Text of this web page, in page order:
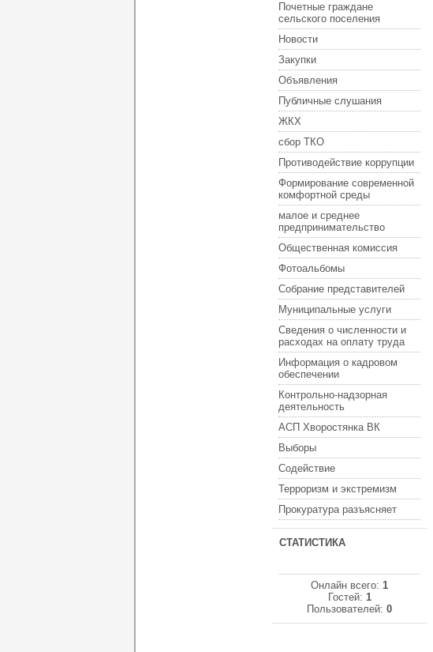
Почетные граждане
сельского поселения
Новости
Закупки
Объявления
Публичные слушания
ЖКХ
сбор ТКО
Противодействие коррупции
Формирование современной
комфортной среды
малое и среднее
предпринимательство
Общественная комиссия
Фотоальбомы
Собрание представителей
Муниципальные услуги
Сведения о численности и
расходах на оплату труда
Информация о кадровом
обеспечении
Контрольно-надзорная
деятельность
АСП Хворостянка ВК
Выборы
Содействие
Терроризм и экстремизм
Прокуратура разъясняет
СТАТИСТИКА
Онлайн всего: 1
Гостей: 1
Пользователей: 0